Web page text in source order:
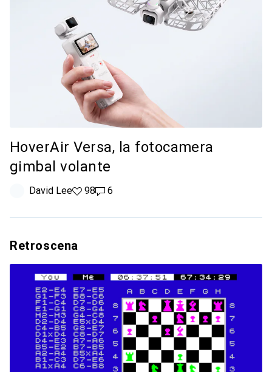
HoverAir Versa, la fotocamera
gimbal volante
David Lee98 like
986 commenti
6
Retroscena